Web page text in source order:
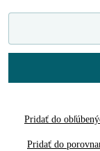
Pridať do
Pridať do